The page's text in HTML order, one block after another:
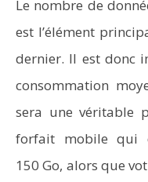
Le nombre de
est l’élément
dernier. Il est donc
consommation
sera une véritable
forfait mobile qui
150 Go, alors que